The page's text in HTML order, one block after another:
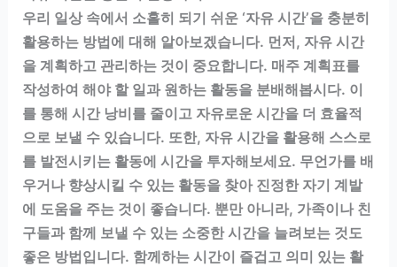
우리 일상 속에서 소홀히 되기 쉬운 ‘자유 시간’을 충분히
활용하는 방법에 대해 알아보겠습니다. 먼저, 자유 시간
을 계획하고 관리하는 것이 중요합니다. 매주 계획표를
작성하여 해야 할 일과 원하는 활동을 분배해봅시다. 이
를 통해 시간 낭비를 줄이고 자유로운 시간을 더 효율적
으로 보낼 수 있습니다. 또한, 자유 시간을 활용해 스스로
를 발전시키는 활동에 시간을 투자해보세요. 무언가를 배
우거나 향상시킬 수 있는 활동을 찾아 진정한 자기 계발
에 도움을 주는 것이 좋습니다. 뿐만 아니라, 가족이나 친
구들과 함께 보낼 수 있는 소중한 시간을 늘려보는 것도
좋은 방법입니다. 함께하는 시간이 즐겁고 의미 있는 활